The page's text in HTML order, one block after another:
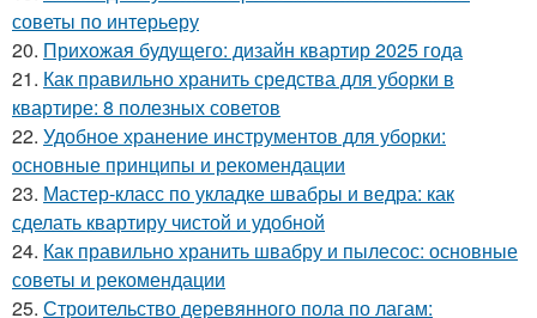
советы по интерьеру
20. Прихожая будущего: дизайн квартир 2025 года
21. Как правильно хранить средства для уборки в
квартире: 8 полезных советов
22. Удобное хранение инструментов для уборки:
основные принципы и рекомендации
23. Мастер-класс по укладке швабры и ведра: как
сделать квартиру чистой и удобной
24. Как правильно хранить швабру и пылесос: основные
советы и рекомендации
25. Строительство деревянного пола по лагам: